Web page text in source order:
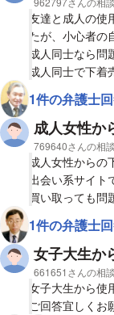
友達と成人の使
たが、小心者の
成人同士なら問
成人同士で下着
1件の弁護士
成人女性か
相談者
769640さんの相談
成人女性からの
出会い系サイ
買い取っても問
1件の弁護士
女子大生か
相談者
661651さんの相談
女子大生から使
ご回答宜しくお